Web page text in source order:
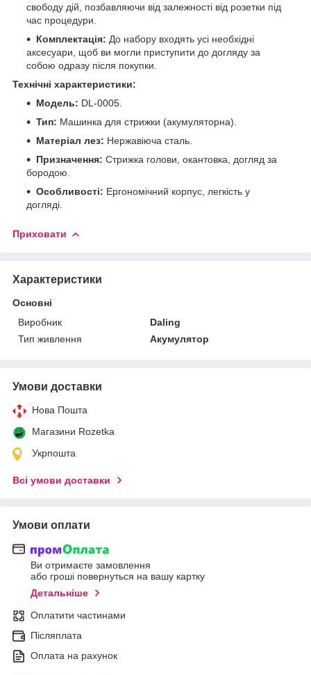
свободу дій, позбавляючи від залежності від розетки під
час процедури.
Комплектація: До набору входять усі необхідні
аксесуари, щоб ви могли приступити до догляду за
собою одразу після покупки.
Технічні характеристики:
Модель: DL-0005.
Тип: Машинка для стрижки (акумуляторна).
Матеріал лез: Нержавіюча сталь.
Призначення: Стрижка голови, окантовка, догляд за
бородою.
Особливості: Ергономічний корпус, легкість у
догляді.
Приховати
Характеристики
Основні
Виробник
Daling
Тип живлення
Акумулятор
Умови доставки
Нова Пошта
Магазини Rozetka
Укрпошта
Всі умови доставки
Умови оплати
Ви отримаєте замовлення
або гроші повернуться на вашу картку
Детальніше
Оплатити частинами
Післяплата
Оплата на рахунок